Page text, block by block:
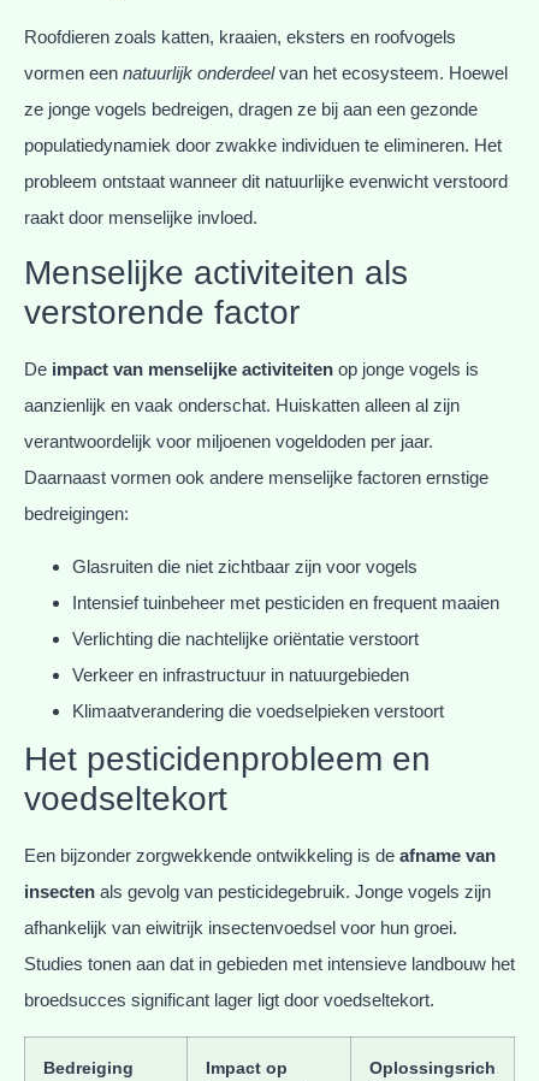
Roofdieren zoals katten, kraaien, eksters en roofvogels
vormen een natuurlijk onderdeelvan het ecosysteem. Hoewel
ze jonge vogels bedreigen, dragen ze bij aan een gezonde
populatiedynamiek door zwakke individuen te elimineren. Het
probleem ontstaat wanneer dit natuurlijke evenwicht verstoord
raakt door menselijke invloed.
Menselijke activiteiten als
verstorende factor
De impact van menselijke activiteiten op jonge vogels is
aanzienlijk en vaak onderschat. Huiskatten alleen al zijn
verantwoordelijk voor miljoenen vogeldoden per jaar.
Daarnaast vormen ook andere menselijke factoren ernstige
bedreigingen:
Glasruiten die niet zichtbaar zijn voor vogels
Intensief tuinbeheer met pesticiden en frequent maaien
Verlichting die nachtelijke oriëntatie verstoort
Verkeer en infrastructuur in natuurgebieden
Klimaatverandering die voedselpieken verstoort
Het pesticidenprobleem en
voedseltekort
Een bijzonder zorgwekkende ontwikkeling is de afname van
insecten als gevolg van pesticidegebruik. Jonge vogels zijn
afhankelijk van eiwitrijk insectenvoedsel voor hun groei.
Studies tonen aan dat in gebieden met intensieve landbouw het
broedsucces significant lager ligt door voedseltekort.
Bedreiging
Impact op
Oplossingsrich